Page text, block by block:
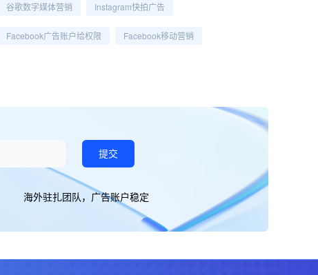
谷歌数字媒体营销 Instagram快拍广告
Facebook广告账户给权限 Facebook移动营销
提交
海外驻扎团队，广告账户稳定